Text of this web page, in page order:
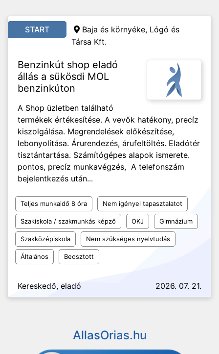
START
Baja és környéke, Lógó és
Társa Kft.
Benzinkút shop eladó
állás a sükösdi MOL
benzinkúton
A Shop üzletben található
termékek értékesítése. A vevők hatékony, precíz
kiszolgálása. Megrendelések előkészítése,
lebonyolítása. Árurendezés, árufeltöltés. Eladótér
tisztántartása. Számítógépes alapok ismerete.
pontos, precíz munkavégzés, A telefonszám
bejelentkezés után...
Teljes munkaidő 8 óra Nem igényel tapasztalatot
Szakiskola / szakmunkás képző OKJ Gimnázium
Szakközépiskola Nem szükséges nyelvtudás
Általános Beosztott
Kereskedő, eladó 2026. 07. 21.
AllasOrias.hu